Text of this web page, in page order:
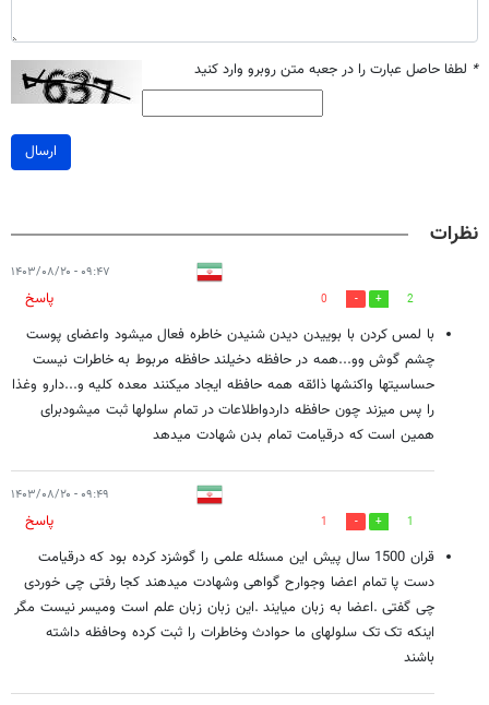
* لطفا حاصل عبارت را در جعبه متن روبرو وارد کنید
ارسال
نظرات
۰۹:۴۷ - ۱۴۰۳/۰۸/۲۰
2
0
پاسخ
با لمس کردن با بوییدن دیدن شنیدن خاطره فعال میشود واعضای پوست
چشم گوش وو...همه در حافظه دخیلند حافظه مربوط به خاطرات نیست
حساسیتها واکنشها ذائقه همه حافظه ایجاد میکنند معده کلیه و...دارو وغذا
را پس میزند چون حافظه داردواطلاعات در تمام سلولها ثبت میشودبرای
همین است که درقیامت تمام بدن شهادت میدهد
۰۹:۴۹ - ۱۴۰۳/۰۸/۲۰
1
1
پاسخ
قران 1500 سال پیش این مسئله علمی را گوشزد کرده بود که درقیامت
دست پا تمام اعضا وجوارح گواهی وشهادت میدهند کجا رفتی چی خوردی
چی گفتی .اعضا به زبان میایند .این زبان زبان علم است ومیسر نیست مگر
اینکه تک تک سلولهای ما حوادث وخاطرات را ثبت کرده وحافظه داشته
باشند